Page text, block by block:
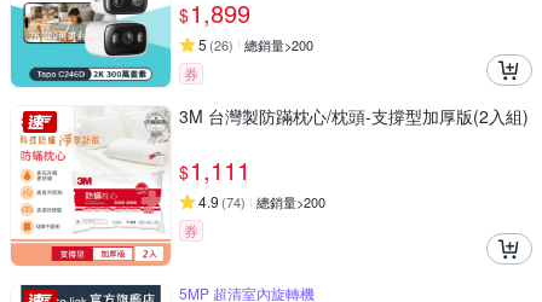
$1,899
5 (26) 總銷量>200
券
3M 台灣製防蹣枕心/枕頭-支撐型加厚版(2入組)
$1,111
4.9 (74) 總銷量>200
券
5MP 超清室內旋轉機